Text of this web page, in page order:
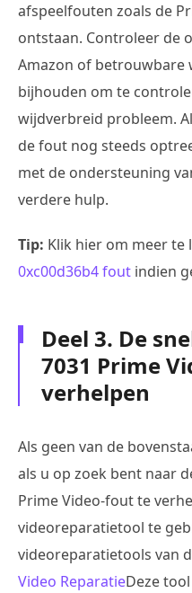
afspeelfouten zoals de
ontstaan. Controleer de
Amazon of betrouwbare
bijhouden om te
wijdverbreid probleem.
de fout nog steeds
met de ondersteuning
verdere hulp.
Tip: Klik hier om meer te
0xc00d36b4 fout indien
Deel 3. De
7031 Prime
verhelpen
Als geen van de
als u op zoek bent naar
Prime Video-fout te
videoreparatietool te
videoreparatietools van
Video ReparatieDeze